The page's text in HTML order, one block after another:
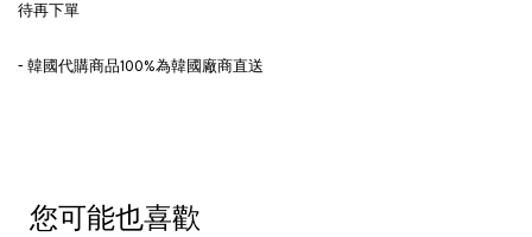
待再下單
- 韓國代購商品100%為韓國廠商直送
您可能也喜歡